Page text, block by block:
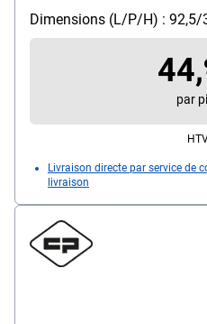
Hauteur : 15 mm
Poids : 4 kg
Dimensions (L/P/H) : 92,5/
44,
par
Livraison directe par service de
livraison